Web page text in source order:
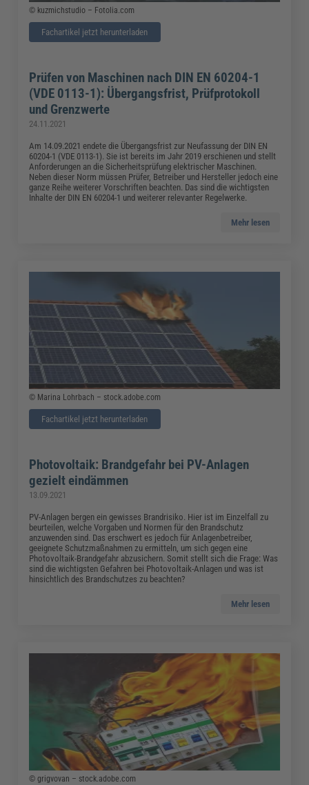
© kuzmichstudio – Fotolia.com
Fachartikel jetzt herunterladen
Prüfen von Maschinen nach DIN EN 60204-1
(VDE 0113-1): Übergangsfrist, Prüfprotokoll
und Grenzwerte
24.11.2021
Am 14.09.2021 endete die Übergangsfrist zur Neufassung der DIN EN
60204-1 (VDE 0113-1). Sie ist bereits im Jahr 2019 erschienen und stellt
Anforderungen an die Sicherheitsprüfung elektrischer Maschinen.
Neben dieser Norm müssen Prüfer, Betreiber und Hersteller jedoch eine
ganze Reihe weiterer Vorschriften beachten. Das sind die wichtigsten
Inhalte der DIN EN 60204-1 und weiterer relevanter Regelwerke.
Mehr lesen
© Marina Lohrbach – stock.adobe.com
Fachartikel jetzt herunterladen
Photovoltaik: Brandgefahr bei PV-Anlagen
gezielt eindämmen
13.09.2021
PV-Anlagen bergen ein gewisses Brandrisiko. Hier ist im Einzelfall zu
beurteilen, welche Vorgaben und Normen für den Brandschutz
anzuwenden sind. Das erschwert es jedoch für Anlagenbetreiber,
geeignete Schutzmaßnahmen zu ermitteln, um sich gegen eine
Photovoltaik-Brandgefahr abzusichern. Somit stellt sich die Frage: Was
sind die wichtigsten Gefahren bei Photovoltaik-Anlagen und was ist
hinsichtlich des Brandschutzes zu beachten?
Mehr lesen
© grigvovan – stock.adobe.com